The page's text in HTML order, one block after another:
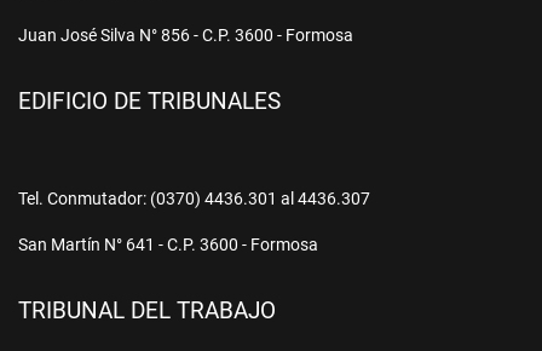
Juan José Silva N° 856 - C.P. 3600 - Formosa
EDIFICIO DE TRIBUNALES
Tel. Conmutador: (0370) 4436.301 al 4436.307
San Martín N° 641 - C.P. 3600 - Formosa
TRIBUNAL DEL TRABAJO